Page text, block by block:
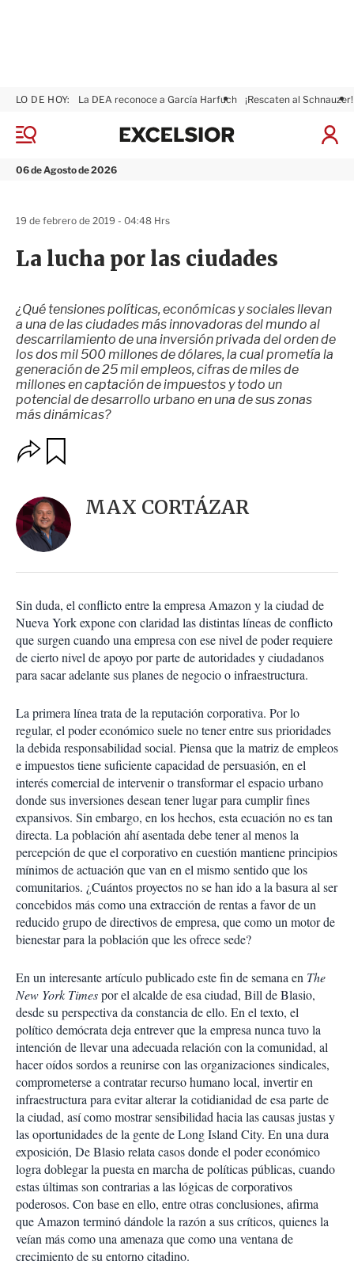
M
n
06 de Agosto de 2026
LO DE HOY: La DEA reconoce a García Harfuch ¡Rescaten al Schnauzer!
I
ó
x
La lucha por las ciudades
¿Qué tensiones políticas, económicas y sociales llevan
a una de las ciudades más innovadoras del mundo al
descarrilamiento de una inversión privada del orden de
los dos mil 500 millones de dólares, la cual prometía la
generación de 25 mil empleos, cifras de miles de
millones en captación de impuestos y todo un
potencial de desarrollo urbano en una de sus zonas
más dinámicas?
19 de febrero de 2019 - 04:48 Hrs
O
p
o
n
e
s
o
m
p
a
r
r
a
r
MAX CORTÁZAR
Sin duda, el conflicto entre la empresa Amazon y la ciudad de
Nueva York expone con claridad las distintas líneas de conflicto
que surgen cuando una empresa con ese nivel de poder requiere
de cierto nivel de apoyo por parte de autoridades y ciudadanos
para sacar adelante sus planes de negocio o infraestructura.
La primera línea trata de la reputación corporativa. Por lo
regular, el poder económico suele no tener entre sus prioridades
la debida responsabilidad social. Piensa que la matriz de empleos
e impuestos tiene suficiente capacidad de persuasión, en el
interés comercial de intervenir o transformar el espacio urbano
donde sus inversiones desean tener lugar para cumplir fines
expansivos. Sin embargo, en los hechos, esta ecuación no es tan
directa. La población ahí asentada debe tener al menos la
percepción de que el corporativo en cuestión mantiene principios
mínimos de actuación que van en el mismo sentido que los
comunitarios. ¿Cuántos proyectos no se han ido a la basura al ser
concebidos más como una extracción de rentas a favor de un
reducido grupo de directivos de empresa, que como un motor de
bienestar para la población que les ofrece sede?
En un interesante artículo publicado este fin de semana en The
New York Timespor el alcalde de esa ciudad, Bill de Blasio,
desde su perspectiva da constancia de ello. En el texto, el
político demócrata deja entrever que la empresa nunca tuvo la
intención de llevar una adecuada relación con la comunidad, al
hacer oídos sordos a reunirse con las organizaciones sindicales,
comprometerse a contratar recurso humano local, invertir en
infraestructura para evitar alterar la cotidianidad de esa parte de
la ciudad, así como mostrar sensibilidad hacia las causas justas y
las oportunidades de la gente de Long Island City. En una dura
exposición, De Blasio relata casos donde el poder económico
logra doblegar la puesta en marcha de políticas públicas, cuando
estas últimas son contrarias a las lógicas de corporativos
poderosos. Con base en ello, entre otras conclusiones, afirma
que Amazon terminó dándole la razón a sus críticos, quienes la
veían más como una amenaza que como una ventana de
crecimiento de su entorno citadino.